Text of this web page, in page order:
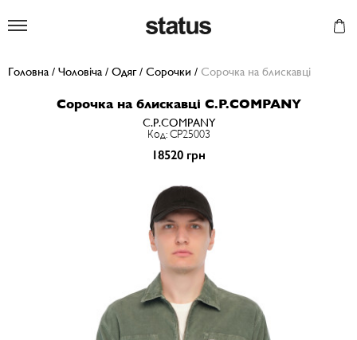
Головна / Чоловіча / Одяг/ Сорочки / Сорочка на блискавці
Сорочка на блискавці C.P.COMPANY
C.P.COMPANY
Код: CP25003
18520 грн